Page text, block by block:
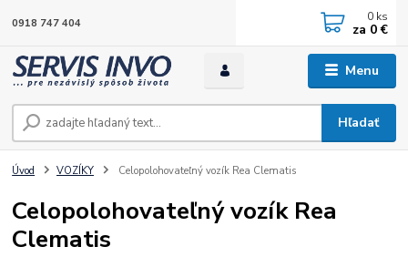
Menu
Hľadať
0918 747 404 0 ks
za 0 €
Úvod VOZÍKY Celopolohovateľný vozík Rea Clematis
Celopolohovateľný vozík Rea
Clematis